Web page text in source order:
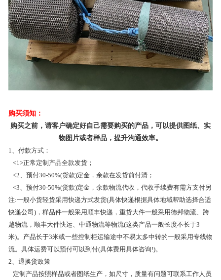
购买须知：
购买之前，请客户确定好自己需要购买的产品，可以提供图纸、实
物图片或者样品，提升沟通效率。
1、付款方式：
<1>正常定制产品全款发货；
<2、预付30-50%(货款)定金，余款在发货前付清；
<3、预付30-50%(货款)定金，余款物流代收，代收手续费有需方支付另
注:一般小货轻货采用快递方式发货(具体快递根据具体地域帮助选择合适
快递公司)，样品件一般采用顺丰快递，重货大件一般采用德邦物流、跨
越物流，顺丰大件快运、中通物流等物流(这类产品一般长度不长于3
米)。产品长于3米或一些控制柜运输途中不易太多中转的一般采用专线物
流。具体运费可以预付可以到付(具体费用具体咨询!)。
2、退换货政策
定制产品按照样品或者图纸生产，如尺寸，质量有问题可联系工作人员